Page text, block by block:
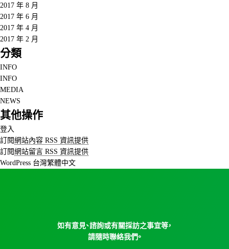
2017 年 8 月
2017 年 6 月
2017 年 4 月
2017 年 2 月
分類
INFO
INFO
MEDIA
NEWS
其他操作
登入
訂閱網站內容 RSS 資訊提供
訂閱網站留言 RSS 資訊提供
WordPress 台灣繁體中文
如有意見、諮詢或有關採訪之事宜等，
請隨時聯絡我們。